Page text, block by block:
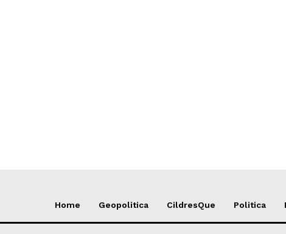
Home Geopolitica CildresQue Politica